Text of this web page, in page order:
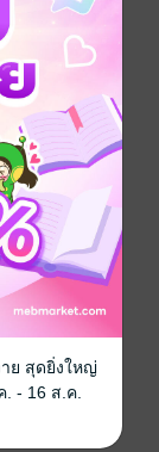
น" แดเนียล
พื่ออะไร"
นมึงเอาลูก
อนนี้แหละ
มีทางให้มึง
ย สุดยิ่งใหญ่
- 16 ส.ค.